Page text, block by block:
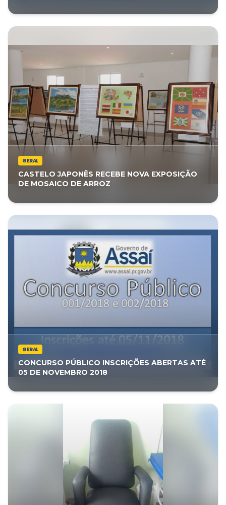
GERAL
CASTELO JAPONÊS RECEBE NOVA EXPOSIÇÃO
DE MOSAICO DE ARROZ
GERAL
CONCURSO PÚBLICO INSCRIÇÕES ABERTAS ATÉ
05 DE NOVEMBRO 2018